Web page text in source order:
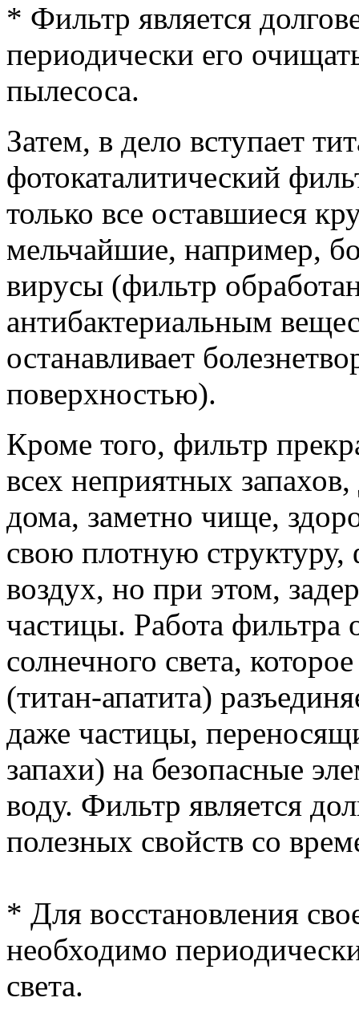
* Фильтр является
периодически его
пылесоса.
Затем, в дело вступает
фотокаталитический
только все оставшиеся
мельчайшие, например,
вирусы (фильтр
антибактериальным
останавливает
поверхностью).
Кроме того, фильтр
всех неприятных
дома, заметно чище,
свою плотную структуру,
воздух, но при этом,
частицы. Работа фильтра
солнечного света,
(титан-апатита)
даже частицы,
запахи) на безопасные
воду. Фильтр является
полезных свойств со
* Для восстановления
необходимо
света.